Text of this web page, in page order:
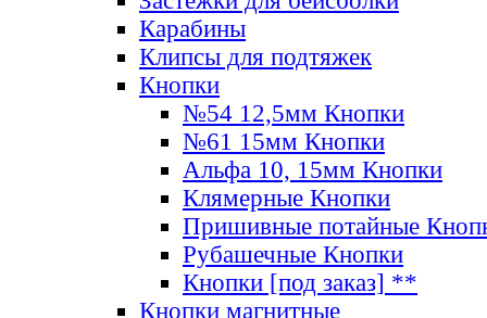
Карабины
Клипсы для подтяжек
Кнопки
№54 12,5мм Кнопки
№61 15мм Кнопки
Альфа 10, 15мм Кнопки
Клямерные Кнопки
Пришивные потайные
Рубашечные Кнопки
Кнопки [под заказ] **
Кнопки магнитные